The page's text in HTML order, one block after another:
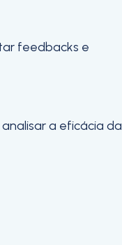
feedbacks e
a eficácia da